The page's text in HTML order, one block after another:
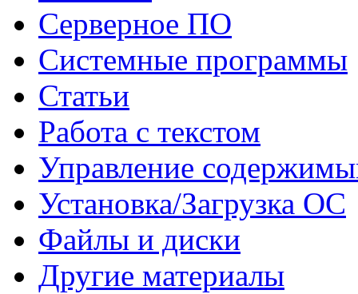
Серверное ПО
Системные программы
Статьи
Работа с текстом
Управление
Установка/Загрузка ОС
Файлы и диски
Другие материалы